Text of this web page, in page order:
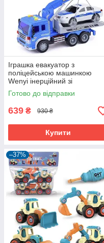
Іграшка евакуатор з
поліцейською машинкою
Wenyi інерційний зі
світлозвуковими ефектами
Синій (60527)
Готово до відправки
639 ₴ 930 ₴
Купити
–37%